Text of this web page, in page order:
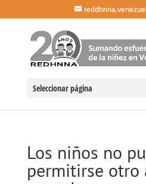
Seleccionar página
Los niños no
permitirse otro